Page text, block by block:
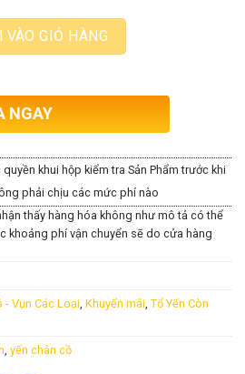
VÀO GIỎ HÀNG
NGAY
khui hộp kiểm tra Sản Phẩm trước khi
phải chịu các mức phí nào
thấy hàng hóa không như mô tả có thể
khoảng phí vận chuyển sẽ do cửa hàng
- Vụn Các Loại, Khuyến mãi, Tổ Yến Còn
, yến chân cồ